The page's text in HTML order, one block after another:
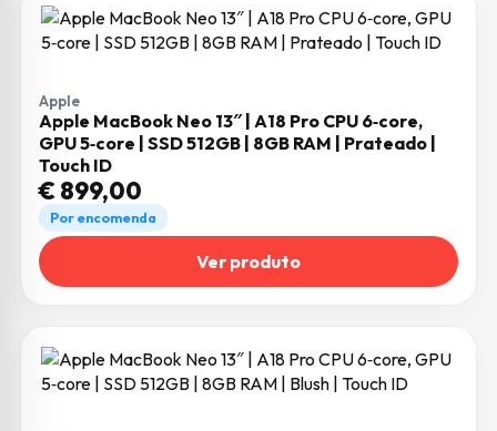
Apple
Apple MacBook Neo 13″ | A18 Pro CPU 6‑core,
GPU 5‑core | SSD 512GB | 8GB RAM | Prateado |
Touch ID
€899,00
Por encomenda
Ver produto